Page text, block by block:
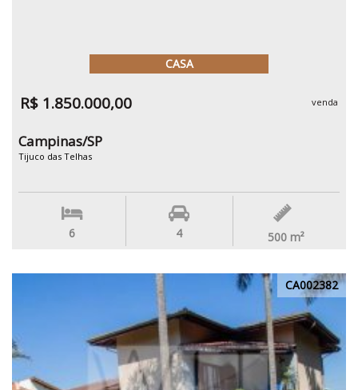
CASA
R$ 1.850.000,00 venda
Campinas/SP
Tijuco das Telhas
6 4 500 m²
CA002382